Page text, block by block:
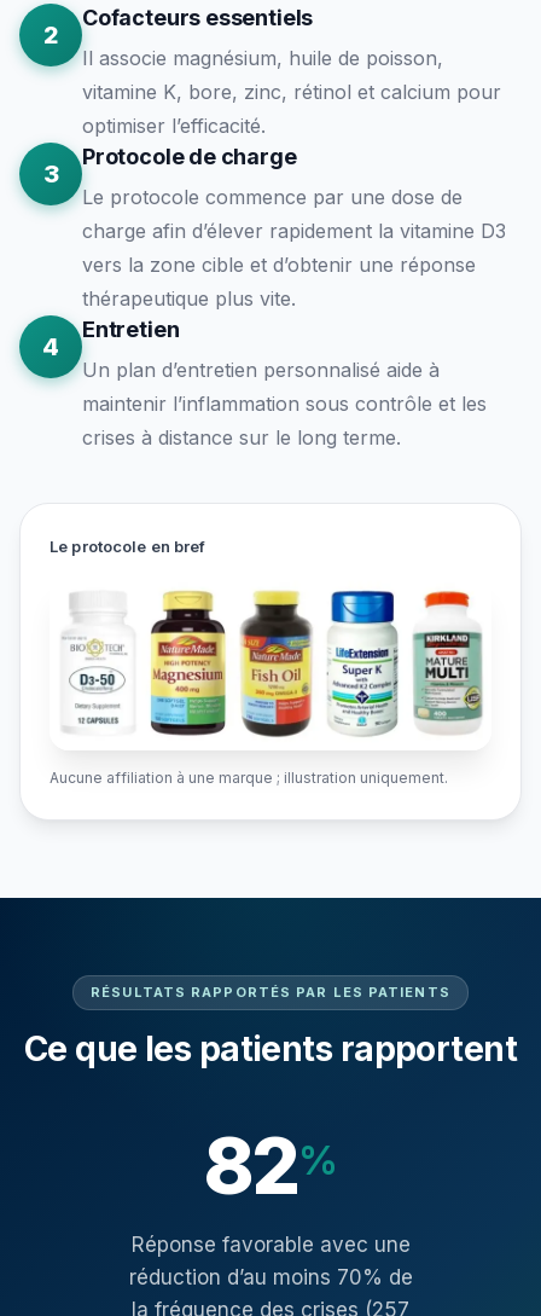
2
Cofacteurs essentiels
Il associe magnésium, huile de poisson,
vitamine K, bore, zinc, rétinol et calcium pour
optimiser l’efficacité.
3
Protocole de charge
Le protocole commence par une dose de
charge afin d’élever rapidement la vitamine D3
vers la zone cible et d’obtenir une réponse
thérapeutique plus vite.
4
Entretien
Un plan d’entretien personnalisé aide à
maintenir l’inflammation sous contrôle et les
crises à distance sur le long terme.
Le protocole en bref
Aucune affiliation à une marque ; illustration uniquement.
RÉSULTATS RAPPORTÉS PAR LES PATIENTS
Ce que les patients rapportent
82%
Réponse favorable avec une
réduction d’au moins 70% de
la fréquence des crises (257